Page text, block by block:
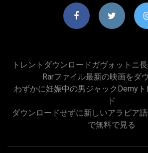
トレントダウンロードガヴォットニ
Rarファイル最新の映画をダ
わずかに妊娠中の男ジャックdemy
ド
ダウンロードせずに新しいアラビア
で無料で見る